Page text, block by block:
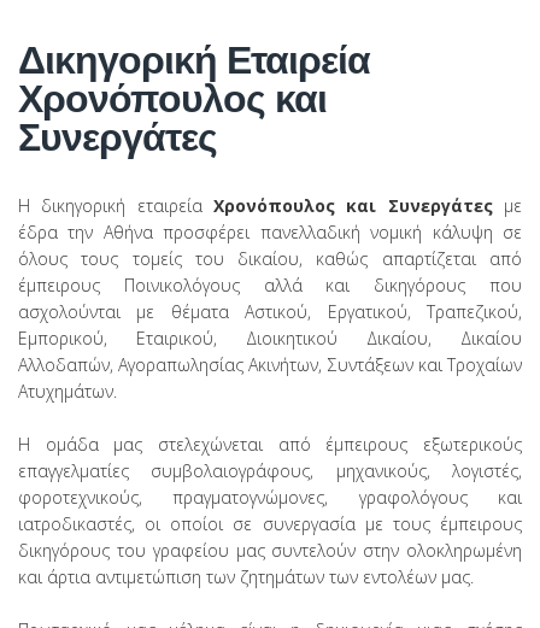
Δικηγορική Εταιρεία
Χρονόπουλος και
Συνεργάτες
Η δικηγορική εταιρεία Χρονόπουλος και Συνεργάτεςμε
έδρα την Αθήνα προσφέρει πανελλαδική νομική κάλυψη σε
όλους τους τομείς του δικαίου, καθώς απαρτίζεται από
έμπειρους Ποινικολόγους αλλά και δικηγόρους που
ασχολούνται με θέματα Αστικού, Εργατικού, Τραπεζικού,
Εμπορικού, Εταιρικού, Διοικητικού Δικαίου, Δικαίου
Αλλοδαπών, Αγοραπωλησίας Ακινήτων, Συντάξεων και Τροχαίων
Ατυχημάτων.
Η ομάδα μας στελεχώνεται από έμπειρους εξωτερικούς
επαγγελματίες συμβολαιογράφους, μηχανικούς, λογιστές,
φοροτεχνικούς, πραγματογνώμονες, γραφολόγους και
ιατροδικαστές, οι οποίοι σε συνεργασία με τους έμπειρους
δικηγόρους του γραφείου μας συντελούν στην ολοκληρωμένη
και άρτια αντιμετώπιση των ζητημάτων των εντολέων μας.